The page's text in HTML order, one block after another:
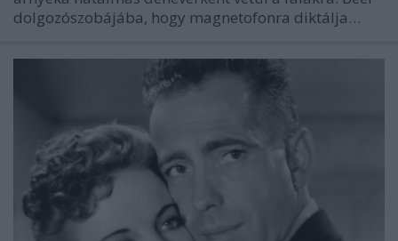
dolgozószobájába, hogy magnetofonra diktálja…